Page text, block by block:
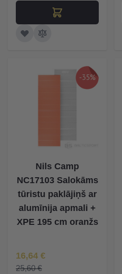
-35%
Nils Camp
NC17103 Salokāms
tūristu paklājiņš ar
alumīnija apmali +
XPE 195 cm oranžs
Īpaša Cena
16,64 €
25,60 €